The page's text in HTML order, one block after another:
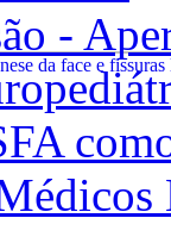
-